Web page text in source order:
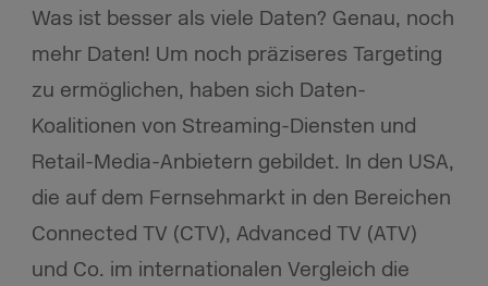
Was ist besser als viele Daten? Genau, noch
mehr Daten! Um noch präziseres Targeting
zu ermöglichen, haben sich Daten-
Koalitionen von Streaming-Diensten und
Retail-Media-Anbietern gebildet. In den USA,
die auf dem Fernsehmarkt in den Bereichen
Connected TV (CTV), Advanced TV (ATV)
und Co. im internationalen Vergleich die